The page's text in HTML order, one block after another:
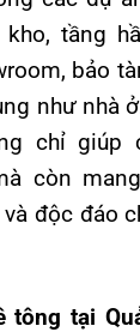
tầng
bảo
như nhà
chỉ giúp
còn
độc đáo
tông tại